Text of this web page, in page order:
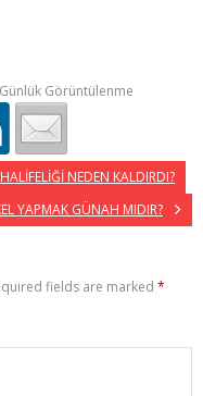
Görüntülenme
NEDEN KALDIRDI?
YAPMAK GÜNAH MIDIR?
fields are marked *